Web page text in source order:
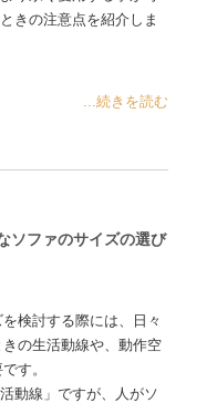
きの注意点を紹介しま
...続きを読む
ソファのサイズの選び
検討する際には、日々
の生活動線や、動作空
す。
動線」ですが、人がソ